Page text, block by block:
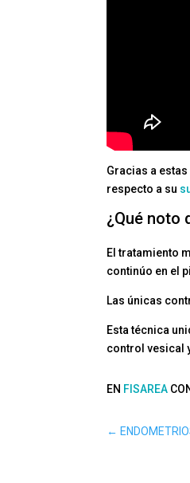
Gracias a
respecto a su
¿Qué noto
El tratamiento
continúo en el
Las únicas
Esta técnica
control vesical
EN FISAREA
←